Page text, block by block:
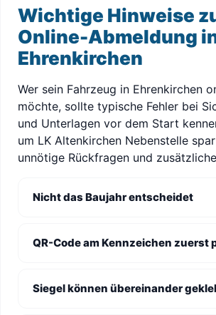
Wichtige Hinweise
Online-Abmeldung
Ehrenkirchen
Wer sein Fahrzeug in Ehrenkirchen
möchte, sollte typische Fehler bei
und Unterlagen vor dem Start
um LK Altenkirchen Nebenstelle
unnötige Rückfragen und
Nicht das Baujahr entscheidet
QR-Code am Kennzeichen zuerst
Siegel können übereinander